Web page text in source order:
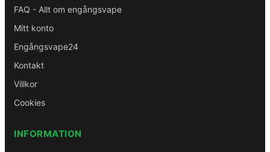
FAQ - Allt om engångsvape
Mitt konto
Engångsvape24
Kontakt
Villkor
Cookies
INFORMATION